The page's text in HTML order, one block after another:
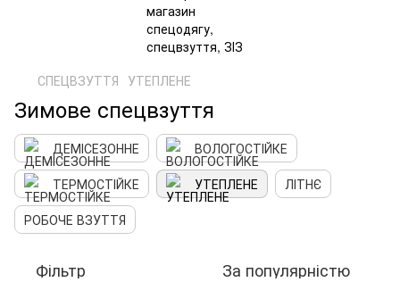
СПЕЦВЗУТТЯ УТЕПЛЕНЕ
Зимове спецвзуття
ДЕМІСЕЗОННЕ
ВОЛОГОСТІЙКЕ
ТЕРМОСТІЙКЕ
УТЕПЛЕНЕ
ЛІТНЄ
РОБОЧЕ ВЗУТТЯ
Фільтр За популярністю